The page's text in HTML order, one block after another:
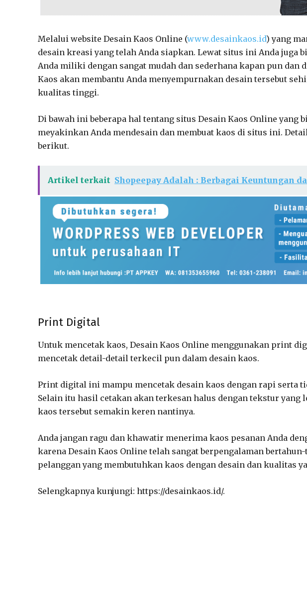
Melalui website Desain Kaos Online (www.desainkaos.id) yang
desain kreasi yang telah Anda siapkan. Lewat situs ini Anda juga
Anda miliki dengan sangat mudah dan sederhana kapan pun dan
Kaos akan membantu Anda menyempurnakan desain tersebut
kualitas tinggi.
Di bawah ini beberapa hal tentang situs Desain Kaos Online yang
meyakinkan Anda mendesain dan membuat kaos di situs ini.
berikut.
Artikel terkait Shopeepay Adalah : Berbagai Keuntungan
Print Digital
Untuk mencetak kaos, Desain Kaos Online menggunakan print
mencetak detail-detail terkecil pun dalam desain kaos.
Print digital ini mampu mencetak desain kaos dengan rapi serta
Selain itu hasil cetakan akan terkesan halus dengan tekstur yang
kaos tersebut semakin keren nantinya.
Anda jangan ragu dan khawatir menerima kaos pesanan Anda
karena Desain Kaos Online telah sangat berpengalaman
pelanggan yang membutuhkan kaos dengan desain dan kualitas
Selengkapnya kunjungi: https://desainkaos.id/.